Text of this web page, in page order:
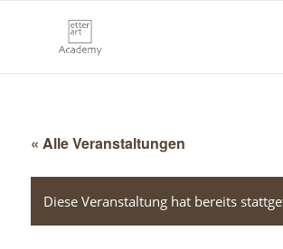
« Alle Veranstaltungen
Diese Veranstaltung hat bereits